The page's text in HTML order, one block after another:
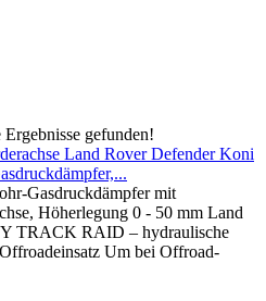
gefunden!
Koni
Gasdruckdämpfer mit
Höherlegung 0 - 50 mm Land
TRACK RAID – hydraulische
Um bei Offroad-